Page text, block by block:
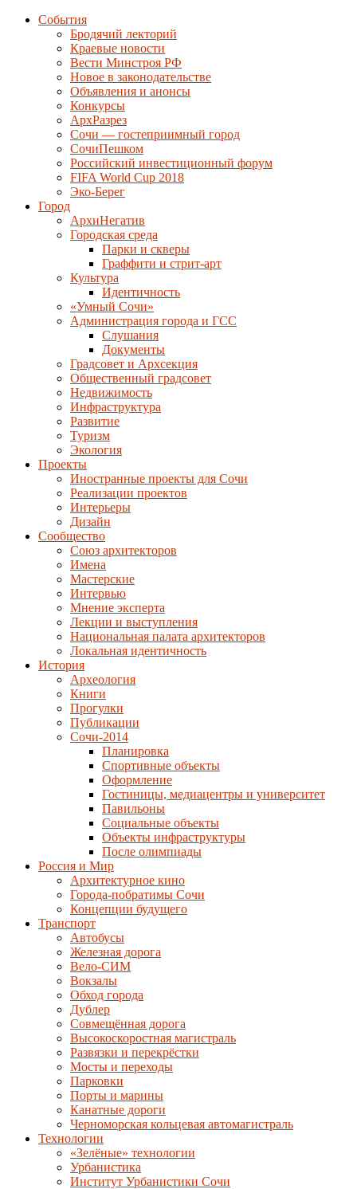
События
Бродячий лекторий
Краевые новости
Вести Минстроя РФ
Новое в законодательстве
Объявления и анонсы
Конкурсы
АрхРазрез
Сочи — гостеприимный город
СочиПешком
Российский инвестиционный форум
FIFA World Cup 2018
Эко-Берег
Город
АрхиНегатив
Городская среда
Парки и скверы
Граффити и стрит-арт
Культура
Идентичность
«Умный Сочи»
Администрация города и ГСС
Слушания
Документы
Градсовет и Архсекция
Общественный градсовет
Недвижимость
Инфраструктура
Развитие
Туризм
Экология
Проекты
Иностранные проекты для Сочи
Реализации проектов
Интерьеры
Дизайн
Сообщество
Союз архитекторов
Имена
Мастерские
Интервью
Мнение эксперта
Лекции и выступления
Национальная палата архитекторов
Локальная идентичность
История
Археология
Книги
Прогулки
Публикации
Сочи-2014
Планировка
Спортивные объекты
Оформление
Гостиницы, медиацентры и университет
Павильоны
Социальные объекты
Объекты инфраструктуры
После олимпиады
Россия и Мир
Архитектурное кино
Города-побратимы Сочи
Концепции будущего
Транспорт
Автобусы
Железная дорога
Вело-СИМ
Вокзалы
Обход города
Дублер
Совмещённая дорога
Высокоскоростная магистраль
Развязки и перекрёстки
Мосты и переходы
Парковки
Порты и марины
Канатные дороги
Черноморская кольцевая автомагистраль
Технологии
«Зелёные» технологии
Урбанистика
Институт Урбанистики Сочи